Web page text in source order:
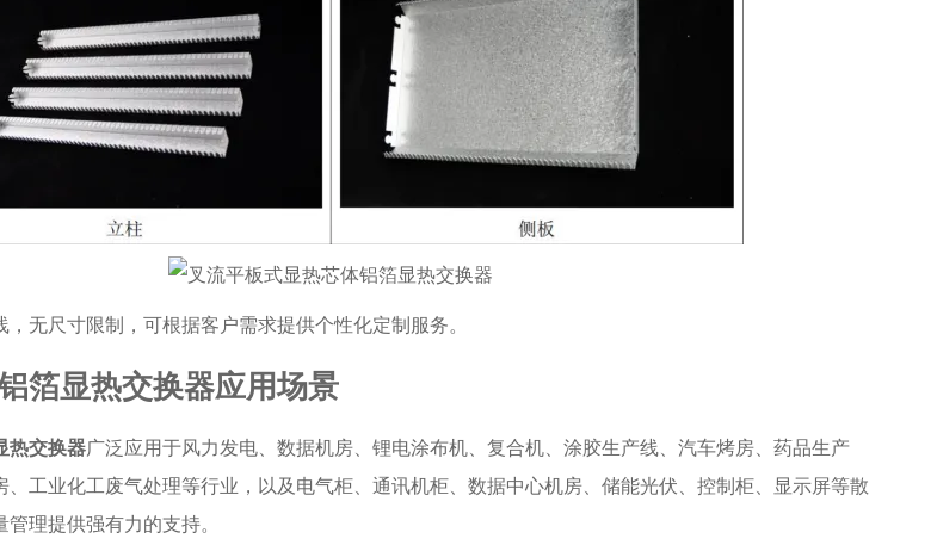
，无尺寸限制，可根据客户需求提供个性化定制服务。
箔显热交换器应用场景
热交换器广泛应用于风力发电、数据机房、锂电涂布机、复合机、涂胶生产线、汽车烤房、药品生产
、工业化工废气处理等行业，以及电气柜、通讯机柜、数据中心机房、储能光伏、控制柜、显示屏等散
理提供强有力的支持。